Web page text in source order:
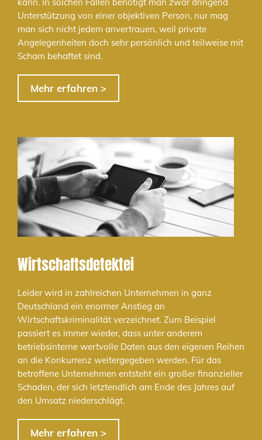
kann. In solchen Fällen benötigt man zwar dringend
Unterstützung von einer objektiven Person, nur mag
man sich nicht jedem anvertrauen, weil private
Angelegenheiten doch sehr persönlich und teilweise mit
Scham behaftet sind.
Mehr erfahren >
Wirtschaftsdetektei
Leider wird in zahlreichen Unternehmen in ganz
Deutschland ein enormer Anstieg an
Wirtschaftskriminalität verzeichnet. Zum Beispiel
passiert es immer wieder, dass unter anderem
betriebsinterne wertvolle Daten aus den eigenen Reihen
an die Konkurrenz weitergegeben werden. Für das
betroffene Unternehmen entsteht ein großer finanzieller
Schaden, der sich letztendlich am Ende des Jahres auf
den Umsatz niederschlägt.
Mehr erfahren >